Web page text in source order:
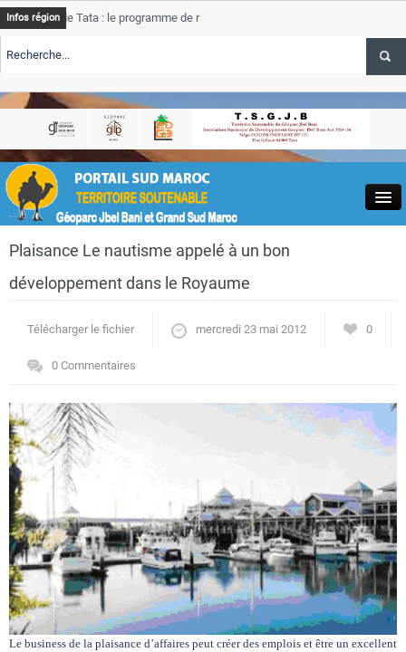
Close
Actualités
Circuits touristiques
Tourisme
Régions
Hotels
Infos région
de Tata : le programme de rehabilitation post-inondations
TSGJB Tourisme : l’ONMT renforce l’aerien a Dakhla et
Tata
TSGJB Tourisme au Maroc : Transavia renforce les vols Paris-
Plaisance Le nautisme appelé à un bon
développement dans le Royaume
Télécharger le fichier mercredi 23 mai 2012 0
0 Commentaires
Le business de la plaisance d’affaires peut créer des emplois et être un excellent